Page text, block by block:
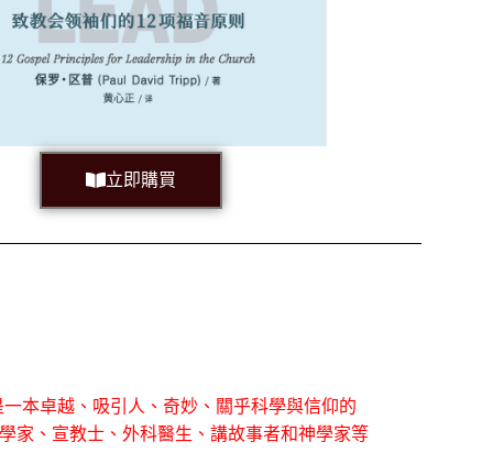
立即購買
本卓越、吸引人、奇妙、關乎科學與信仰的
家、宣教士、外科醫生、講故事者和神學家等